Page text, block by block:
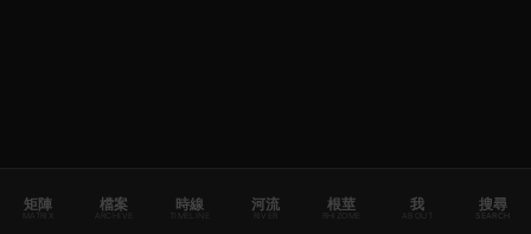
矩陣
MATRIX
檔案
ARCHIVE
時線 河流
RIVER
根莖 我 搜尋
SEARCH